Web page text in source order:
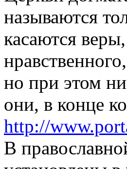
называются
касаются
но при этом
они, в конце
http://
В